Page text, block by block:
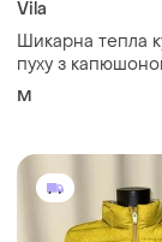
Vila
Шикарна тепла
пуху з
бренду з данії
M